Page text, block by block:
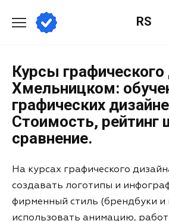
RS
Курсы графического
Хмельницком:
графических
Стоимость, рейтинг
сравнение.
На курсах графического
создавать логотипы и
фирменный стиль (брендбуки и
использовать анимацию,